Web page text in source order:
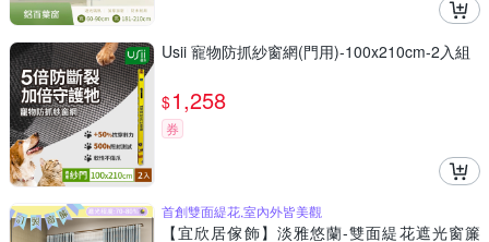
Usii 寵物防抓紗窗網(門用)-100x210cm-2入組
$1,258
券
首創雙面緹花,室內外皆美觀
【宜欣居傢飾】淡雅悠蘭-雙面緹花遮光窗簾